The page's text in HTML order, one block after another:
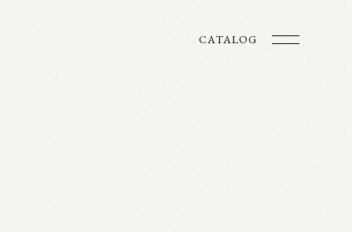
CATALOG